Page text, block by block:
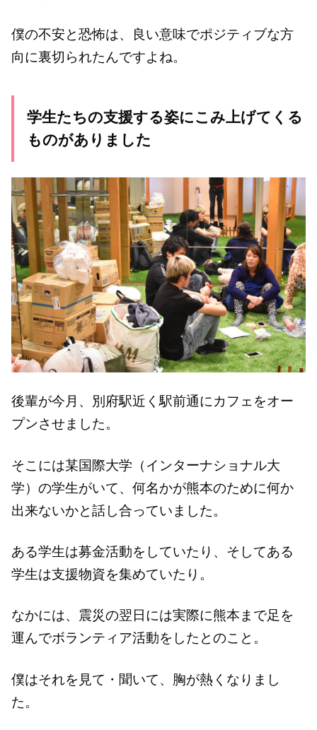
僕の不安と恐怖は、良い意味でポジティブな方
向に裏切られたんですよね。
学生たちの支援する姿にこみ上げてくる
ものがありました
後輩が今月、別府駅近く駅前通にカフェをオー
プンさせました。
そこには某国際大学（インターナショナル大
学）の学生がいて、何名かが熊本のために何か
出来ないかと話し合っていました。
ある学生は募金活動をしていたり、そしてある
学生は支援物資を集めていたり。
なかには、震災の翌日には実際に熊本まで足を
運んでボランティア活動をしたとのこと。
僕はそれを見て・聞いて、胸が熱くなりまし
た。